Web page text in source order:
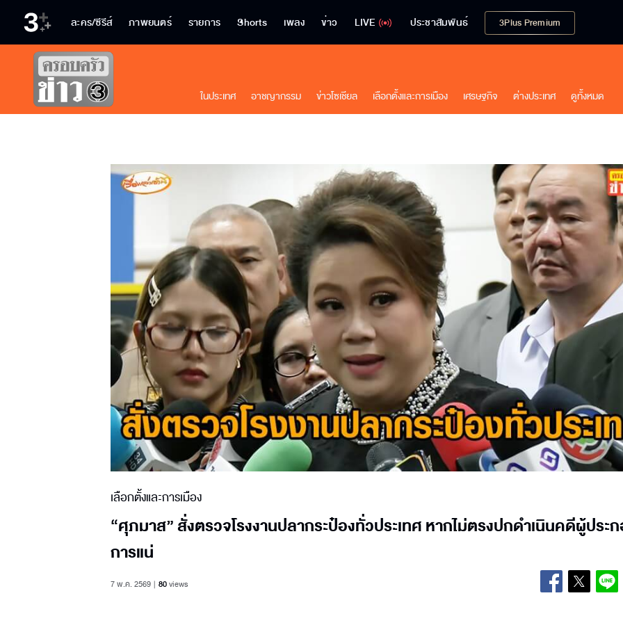
ละคร/ซีรีส์ ภาพยนตร์ รายการ Shorts เพลง ข่าว LIVE ประชาสัมพันธ์ 3Plus Premium
ในประเทศ อาชญากรรม ข่าวโซเชียล เลือกตั้งและการเมือง เศรษฐกิจ ต่างประเทศ ดูทั้งหมด
เลือกตั้งและการเมือง
“ศุภมาส” สั่งตรวจโรงงานปลากระป๋องทั่วประเทศ หากไม่ตรงปกดำเนินคดีผู้ประ
การแน่
7 พ.ค. 2569 80views